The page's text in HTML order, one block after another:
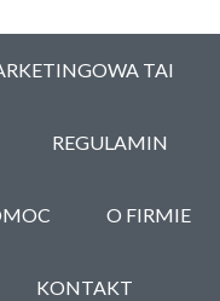
TAI
REGULAMIN
O FIRMIE
KONTAKT